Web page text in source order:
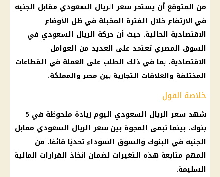
من المتوقع أن يستمرسعر الريال السعودي مقابل الجنيه
في الارتفاع خلال الفترة المقبلة في ظل الأوضاع
الاقتصادية الحالية. حيث أن حركة الريال السعودي في
السوق المصري تعتمد على العديد من العوامل
الاقتصادية، بما في ذلك الطلب على العملة في القطاعات
المختلفة والعلاقات التجارية بين مصر والمملكة.
خلاصة القول
شهد سعر الريال السعودي اليوم زيادة ملحوظة في 5
بنوك، بينما تبقى الفجوة بين سعر الريال السعودي مقابل
الجنيه في البنوك والسوق السوداء تحديًا قائمًا. من
المهم متابعة هذه التغيرات لضمان اتخاذ القرارات المالية
السليمة.